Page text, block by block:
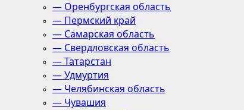
— Оренбургская область
— Пермский край
— Самарская область
— Свердловская область
— Татарстан
— Удмуртия
— Челябинская область
— Чувашия